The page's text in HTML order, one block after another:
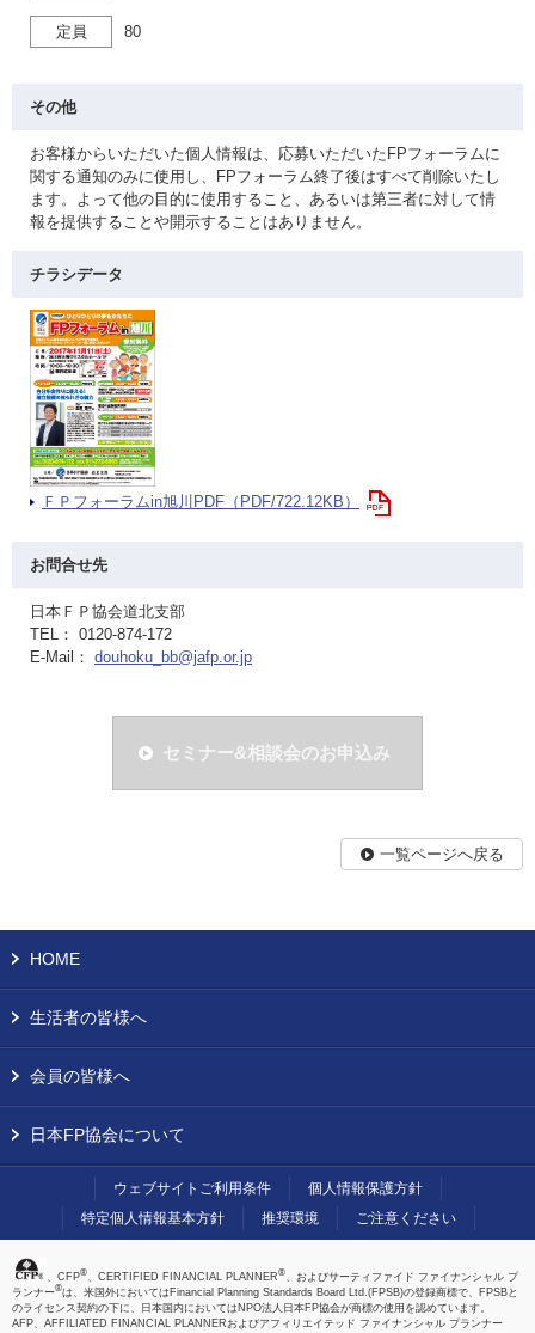
定員 80
その他
お客様からいただいた個人情報は、応募いただいたFPフォーラムに
関する通知のみに使用し、FPフォーラム終了後はすべて削除いたし
ます。よって他の目的に使用すること、あるいは第三者に対して情
報を提供することや開示することはありません。
チラシデータ
ＦＰフォーラムin旭川PDF（PDF/722.12KB）
お問合せ先
日本ＦＰ協会道北支部
TEL： 0120-874-172
E-Mail： douhoku_bb@jafp.or.jp
セミナー&相談会のお申込み
一覧ページへ戻る
HOME
生活者の皆様へ
会員の皆様へ
日本FP協会について
ウェブサイトご利用条件
個人情報保護方針
特定個人情報基本方針
推奨環境 ご注意ください
、CFP®、CERTIFIED FINANCIAL PLANNER®、およびサーティファイド ファイナンシャル プ
ランナー®は、米国外においてはFinancial Planning Standards Board Ltd.(FPSB)の登録商標で、FPSBと
のライセンス契約の下に、日本国内においてはNPO法人日本FP協会が商標の使用を認めています。
AFP、AFFILIATED FINANCIAL PLANNERおよびアフィリエイテッド ファイナンシャル プランナー